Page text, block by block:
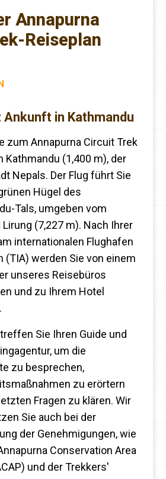
Annapurna
Reiseplan
Ankunft in Kathmandu
zum Annapurna Circuit Trek
Kathmandu (1,400 m), der
Nepals. Der Flug führt Sie
Hügel des
Tals, umgeben vom
Lirung (7,227 m). Nach Ihrer
internationalen Flughafen
(TIA) werden Sie von einem
unseres Reisebüros
und zu Ihrem Hotel
Sie Ihren Guide und
um die
zu besprechen,
zu erörtern
Fragen zu klären. Wir
Sie auch bei der
der Genehmigungen, wie
Conservation Area
und der Trekkers'